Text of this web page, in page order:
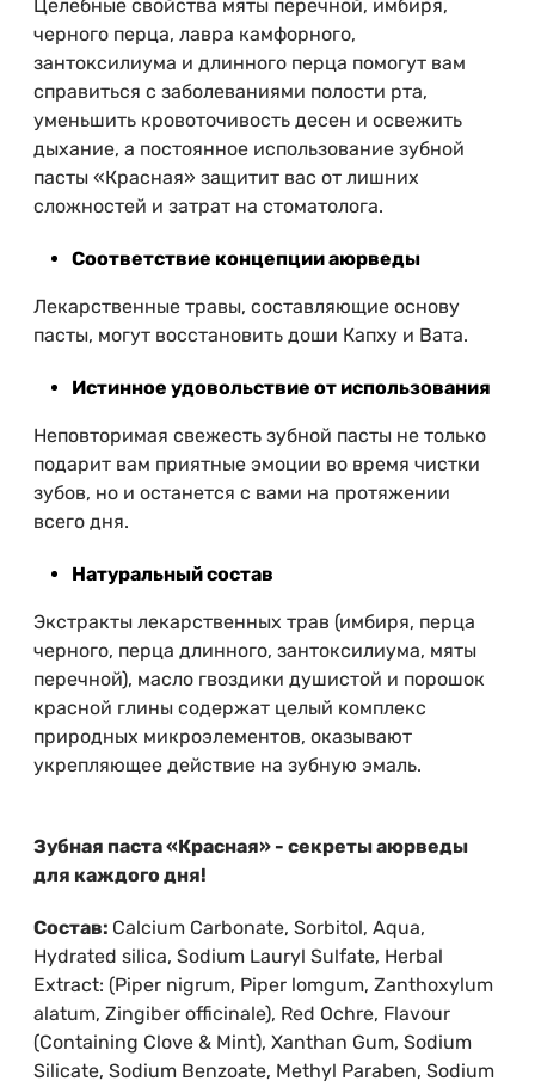
Целебные свойства мяты перечной, имбиря,
черного перца, лавра камфорного,
зантоксилиума и длинного перца помогут вам
справиться с заболеваниями полости рта,
уменьшить кровоточивость десен и освежить
дыхание, а постоянное использование зубной
пасты «Красная» защитит вас от лишних
сложностей и затрат на стоматолога.
Соответствие концепции аюрведы
Лекарственные травы, составляющие основу
пасты, могут восстановить доши Капху и Вата.
Истинное удовольствие от использования
Неповторимая свежесть зубной пасты не только
подарит вам приятные эмоции во время чистки
зубов, но и останется с вами на протяжении
всего дня.
Натуральный состав
Экстракты лекарственных трав (имбиря, перца
черного, перца длинного, зантоксилиума, мяты
перечной), масло гвоздики душистой и порошок
красной глины содержат целый комплекс
природных микроэлементов, оказывают
укрепляющее действие на зубную эмаль.
Зубная паста «Красная» - секреты аюрведы
для каждого дня!
Состав: Calcium Carbonate, Sorbitol, Aqua,
Hydrated silica, Sodium Lauryl Sulfate, Herbal
Extract: (Piper nigrum, Piper lomgum, Zanthoxylum
alatum, Zingiber officinale), Red Ochre, Flavour
(Containing Clove & Mint), Xanthan Gum, Sodium
Silicate, Sodium Benzoate, Methyl Paraben, Sodium